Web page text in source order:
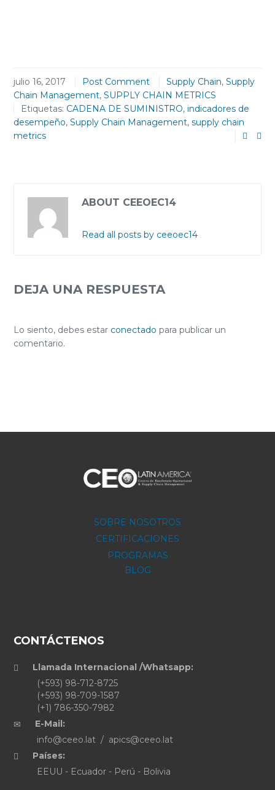
julio 16, 2017 Post Comment Supply Chain, Supply
Chain Management, SUPPLY CHAIN METRICS
Etiquetas: CADENA DE SUMINISTRO, indicadores de
desempeño, Supply Chain Management, supply chain
metrics
ABOUT CEEOEC14
Read all posts by ceeoec14
DEJA UNA RESPUESTA
Lo siento, debes estar conectado para publicar un
comentario.
SOBRE NOSOTROS
CERTIFICACIONES
PROGRAMAS
BLOG
CONTÁCTENOS
Llamada Internacional /Whatsapp:
(+593) 98-712-8725
(+593) 98-709-1587
(+1) 786-350-7982
E-Mail:
info@ceeo.lat / apics@ceeo.lat
Países:
EEUU - Ecuador - Perú - Bolivia